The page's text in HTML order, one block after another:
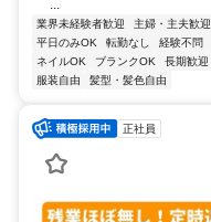
...
業界未経験者歓迎 主婦・主夫歓迎
平日のみOK
転勤なし 経験不問
ネイルOK
ブランクOK 長期歓迎
服装自由
髪型・髪色自由
正社員